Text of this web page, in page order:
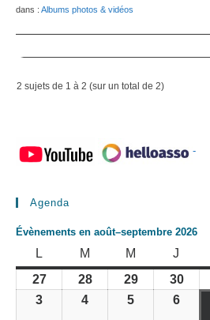
dans : Albums photos & vidéos
2 sujets de 1 à 2 (sur un total de 2)
-
Agenda
Évènements en août–septembre 2026
L M M MERCREDI
J
2727
2828
2929
3030
juillet
3 4 5 6